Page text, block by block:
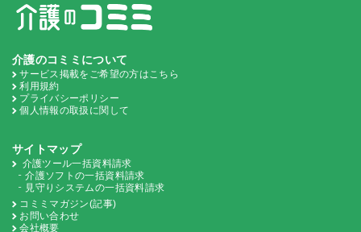
介護のコミミについて
サービス掲載をご希望の方はこちら
利用規約
プライバシーポリシー
個人情報の取扱に関して
サイトマップ
介護ツール一括資料請求
介護ソフトの一括資料請求
見守りシステムの一括資料請求
コミミマガジン(記事)
お問い合わせ
会社概要